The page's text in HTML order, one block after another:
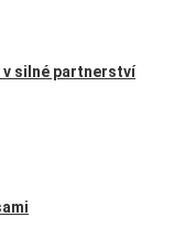
v silné partnerství